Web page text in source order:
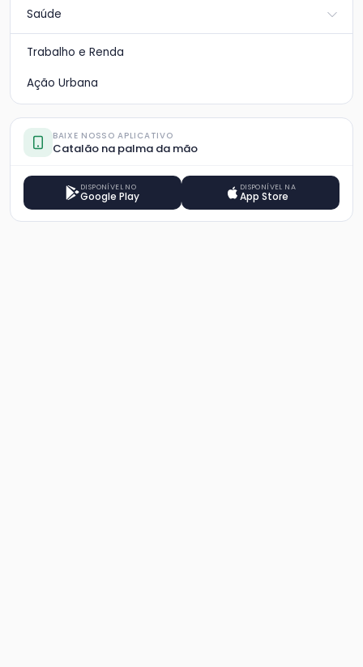
Saúde
Trabalho e Renda
Ação Urbana
BAIXE NOSSO APLICATIVO
Catalão na palma da mão
DISPONÍVEL NO
Google Play
DISPONÍVEL NA
App Store